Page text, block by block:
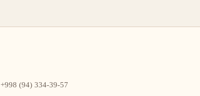
+998 (94) 334-39-57